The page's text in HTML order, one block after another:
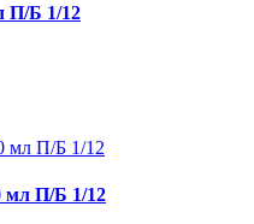
П/Б 1/12
мл П/Б 1/12